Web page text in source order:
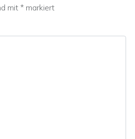
mit * markiert